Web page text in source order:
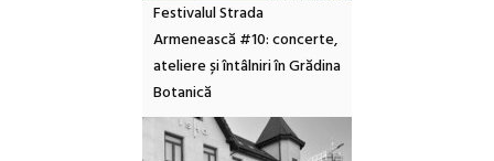
Festivalul Strada
Armenească #10: concerte,
ateliere și întâlniri în Grădina
Botanică